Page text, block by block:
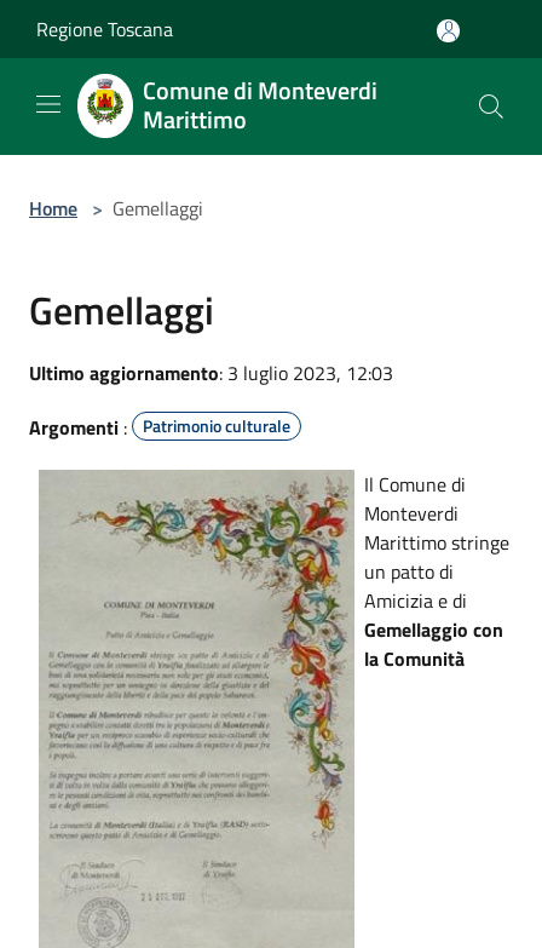
Regione Toscana
Comune di Monteverdi
Marittimo
Home > Gemellaggi
Gemellaggi
Ultimo aggiornamento: 3 luglio 2023, 12:03
Argomenti : Patrimonio culturale
Il Comune di
Monteverdi
Marittimo stringe
un patto di
Amicizia e di
Gemellaggio con
la Comunità